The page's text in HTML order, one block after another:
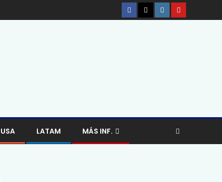
USA LATAM MÁS INF.